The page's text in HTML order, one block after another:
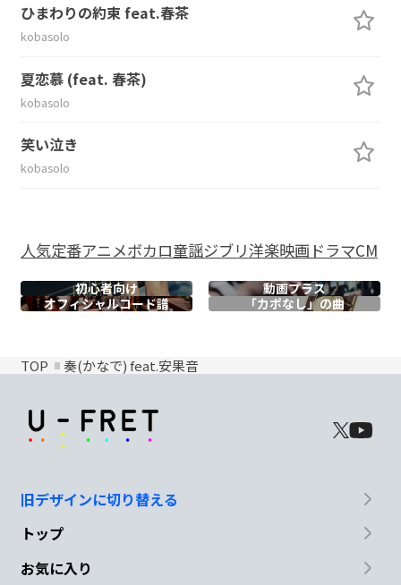
ひまわりの約束 feat.春茶
kobasolo
夏恋慕 (feat. 春茶)
kobasolo
笑い泣き
kobasolo
人気定番アニメボカロ童謡ジブリ洋楽映画ドラマCM
初心者向け
動画プラス
オフィシャルコード譜 「カポなし」の曲
TOP 奏(かなで) feat.安果音
旧デザインに切り替える
トップ
お気に入り